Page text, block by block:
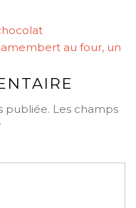
au four, un
publiée. Les champs